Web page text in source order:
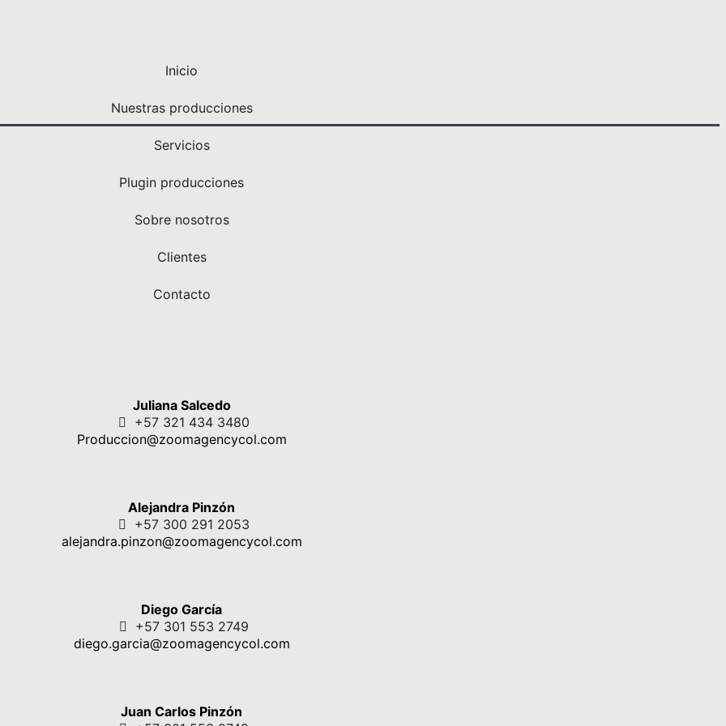
Inicio
Nuestras producciones
Servicios
Plugin producciones
Sobre nosotros
Clientes
Contacto
Juliana Salcedo
+57 321 434 3480
Produccion@zoomagencycol.com
Alejandra Pinzón
+57 300 291 2053
alejandra.pinzon@zoomagencycol.com
Diego García
+57 301 553 2749
diego.garcia@zoomagencycol.com
Juan Carlos Pinzón